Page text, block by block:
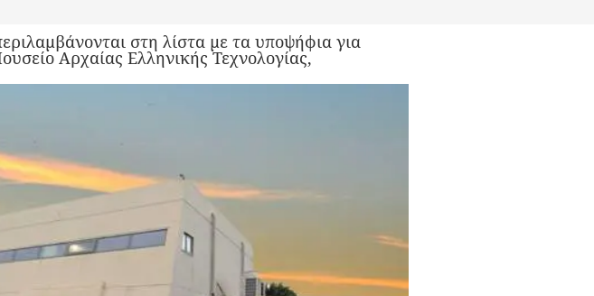
στη λίστα με τα υποψήφια για
Αρχαίας Ελληνικής Τεχνολογίας,